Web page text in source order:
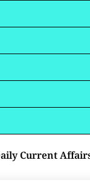
Current